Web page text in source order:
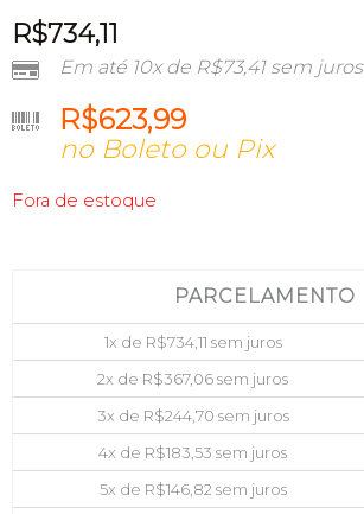
R$734,11
Em até 10x de R$73,41sem juros
R$623,99
no Boleto ou Pix
Fora de estoque
PARCELAMENTO
1x de R$734,11 sem juros
2x de R$367,06sem juros
3x de R$244,70 sem juros
4x de R$183,53 sem juros
5x de R$146,82 sem juros